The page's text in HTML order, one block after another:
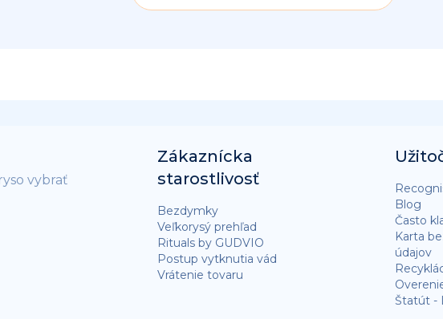
vybrať
Zákaznícka
starostlivosť
Bezdymky
Veľkorysý prehľad
Rituals by GUDVIO
Postup vytknutia vád
Vrátenie tovaru
Blog
Často
Karta
údajov
Štatút -